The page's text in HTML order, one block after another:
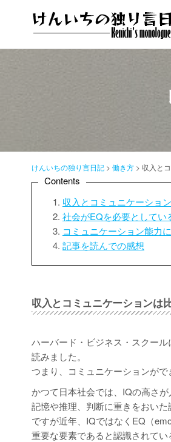
ン
けんいちの独り言日記 > 働き方 > 収入と
Contents
収入とコミュニケーショ
社会がEQを必要としてい
コミュニケーション能力
記事を読んでの感想
収入とコミュニケーションは
ハーバード・ビジネス・スクー
読みました。
つまり、コミュニケーションが
かつて日本社会では、IQの高さ
記憶や推理、判断に重きをおい
ですが近年、IQではなくEQ（
重要な要素であると認識されてい